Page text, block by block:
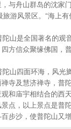
与舟山群岛的沈家
旅游风景区。“海上
山是全国著名的观
四方信众聚缘佛国，
山四面环海，风光
禅寺及慧济禅寺，普
观和庙宇相结合的西
景点，以上景点是普
步沙，使普陀山又